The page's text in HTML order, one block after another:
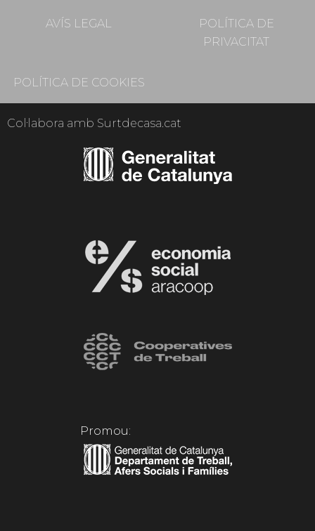
AVÍS LEGAL
POLÍTICA DE
PRIVACITAT
POLÍTICA DE COOKIES
Col·labora amb Surtdecasa.cat
Promou: